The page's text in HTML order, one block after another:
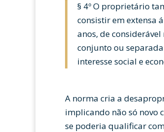
§ 4º O proprietário
consistir em extensa
anos, de
conjunto ou
interesse social e
A norma cria a
implicando não só novo
se poderia qualificar